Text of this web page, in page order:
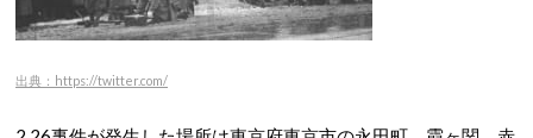
出典：https://twitter.com/